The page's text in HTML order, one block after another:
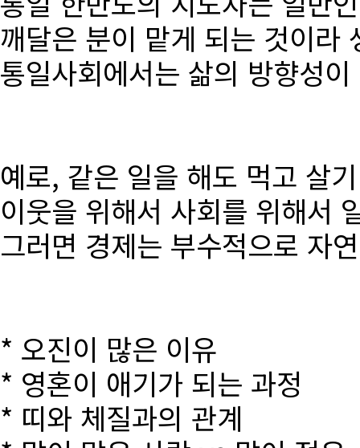
깨달은 분이 맡게 되는 것이라
통일사회에서는 삶의 방향성
예로, 같은 일을 해도 먹고 살
이웃을 위해서 사회를 위해서
그러면 경제는 부수적으로 자
* 오진이 많은 이유
* 영혼이 애기가 되는 과정
* 띠와 체질과의 관계